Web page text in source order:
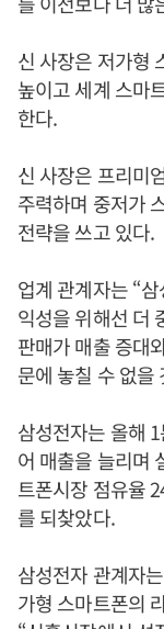
신 사장은 저가형
높이고 세계 스마
한다.
신 사장은 프리미
주력하며 중저가
전략을 쓰고 있다.
업계 관계자는 “
익성을 위해선 더
판매가 매출 증대
문에 놓칠 수 없을
삼성전자는 올해
어 매출을 늘리며
트폰시장 점유율
를 되찾았다.
삼성전자 관계자
가형 스마트폰의